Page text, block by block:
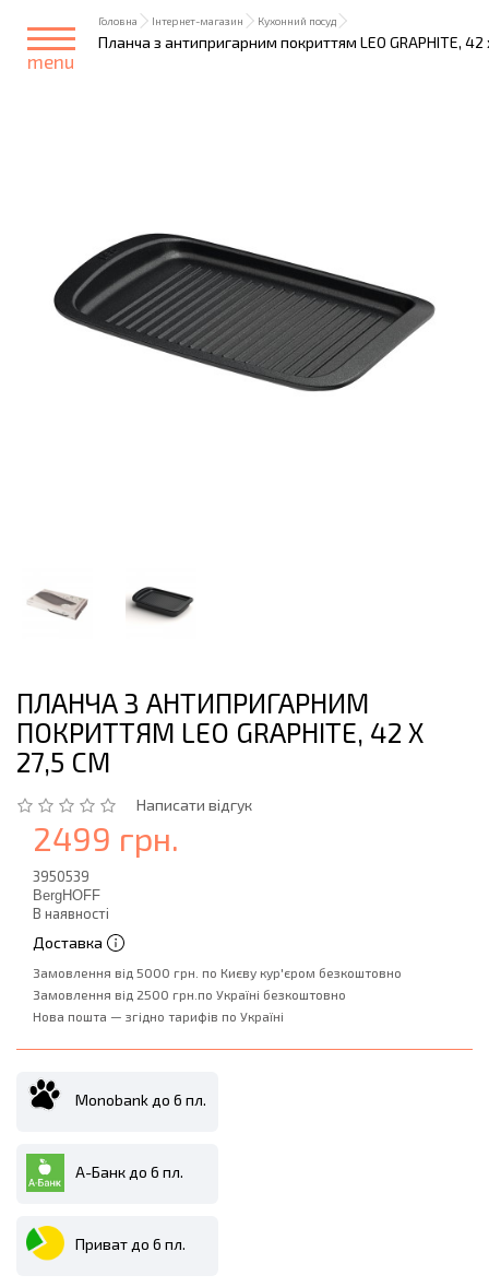
menu
Головна Інтернет-магазин Кухонний посуд
Планча з антипригарним покриттям LEO GRAPHITE, 42
ПЛАНЧА З АНТИПРИГАРНИМ
ПОКРИТТЯМ LEO GRAPHITE, 42 Х
27,5 СМ
Написати відгук
2499 грн.
3950539
BergHOFF
В наявності
Доставка
Замовлення від 5000 грн. по Києву кур'єром безкоштовно
Замовлення від 2500 грн.по Україні безкоштовно
Нова пошта — згідно тарифів по Україні
Monobank до 6 пл.
А-Банк до 6 пл.
Приват до 6 пл.